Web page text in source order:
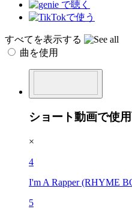
すべてを表示する
曲を使用
ショート動画で使
×
4
I'm A Rapper (RHYME
5